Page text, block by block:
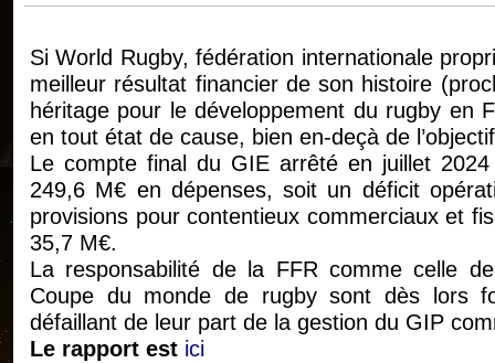
Si World Rugby, fédération internationale
meilleur résultat financier de son histoire
héritage pour le développement du rugby en
en tout état de cause, bien en-deçà de
Le compte final du GIE arrêté en juillet
249,6 M€ en dépenses, soit un déficit
provisions pour contentieux commerciaux et
35,7 M€.
La responsabilité de la FFR comme celle
Coupe du monde de rugby sont dès lors
défaillant de leur part de la gestion du GIP
Le rapport est ici